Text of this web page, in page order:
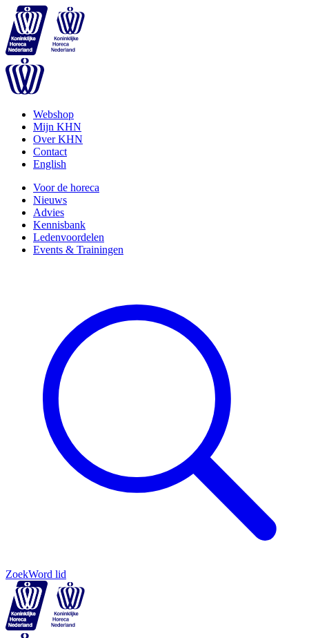
Webshop
Mijn KHN
Over KHN
Contact
English
Voor de horeca
Nieuws
Advies
Kennisbank
Ledenvoordelen
Events & Trainingen
ZoekWord lid